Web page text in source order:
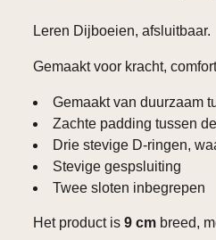
Leren Dijboeien, afsluitbaar.
Gemaakt voor kracht,
Gemaakt van duurzaam
Zachte padding tussen
Drie stevige D‑ringen,
Stevige gespsluiting
Twee sloten inbegrepen
Het product is 9 cm breed,